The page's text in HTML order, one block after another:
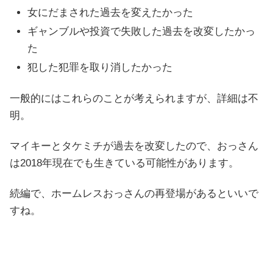
女にだまされた過去を変えたかった
ギャンブルや投資で失敗した過去を改変したかっ
た
犯した犯罪を取り消したかった
一般的にはこれらのことが考えられますが、詳細は不
明。
マイキーとタケミチが過去を改変したので、おっさん
は2018年現在でも生きている可能性があります。
続編で、ホームレスおっさんの再登場があるといいで
すね。